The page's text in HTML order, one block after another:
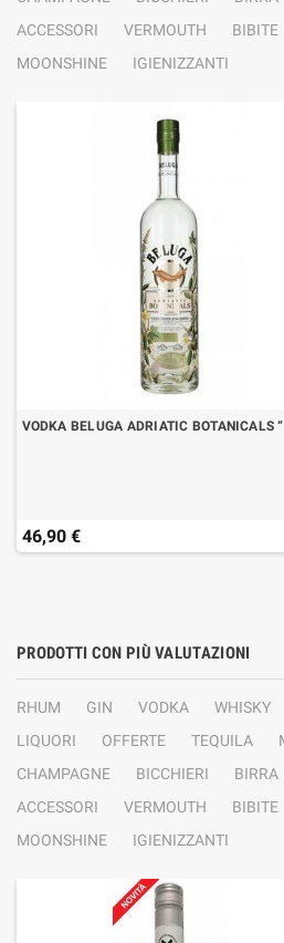
ACCESSORI
VERMOUTH BIBITE
MOONSHINE
IGIENIZZANTI
VODKA BELUGA ADRIATIC BOTANICALS
46,90 €
PRODOTTI CON PIÙ VALUTAZIONI
RHUM GIN VODKA WHISKY
LIQUORI
OFFERTE TEQUILA
CHAMPAGNE
BICCHIERI BIRRA
ACCESSORI
VERMOUTH BIBITE
MOONSHINE
IGIENIZZANTI